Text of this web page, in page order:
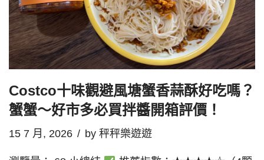
Costco十味觀避風塘蟹香蒜酥好吃嗎？
蟹蟹～好市多必買拌醬開箱評價！
15 7 月, 2026 by 秤秤樂遊遊